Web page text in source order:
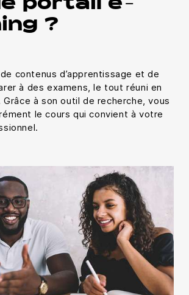
portail e-
?
contenus d’apprentissage et de
à des examens, le tout réuni en
à son outil de recherche, vous
le cours qui convient à votre